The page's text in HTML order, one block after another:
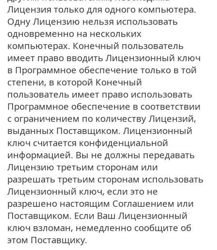
Лицензия только для одного компьютера.
Одну Лицензию нельзя использовать
одновременно на нескольких
компьютерах. Конечный пользователь
имеет право вводить Лицензионный ключ
в Программное обеспечение только в той
степени, в которой Конечный
пользователь имеет право использовать
Программное обеспечение в соответствии
с ограничением по количеству Лицензий,
выданных Поставщиком. Лицензионный
ключ считается конфиденциальной
информацией. Вы не должны передавать
Лицензию третьим сторонам или
разрешать третьим сторонам использовать
Лицензионный ключ, если это не
разрешено настоящим Соглашением или
Поставщиком. Если Ваш Лицензионный
ключ взломан, немедленно сообщите об
этом Поставщику.